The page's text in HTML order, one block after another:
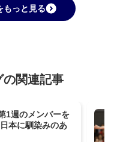
もっと見る
の関連記事
1週のメンバーを
本に馴染みのあ